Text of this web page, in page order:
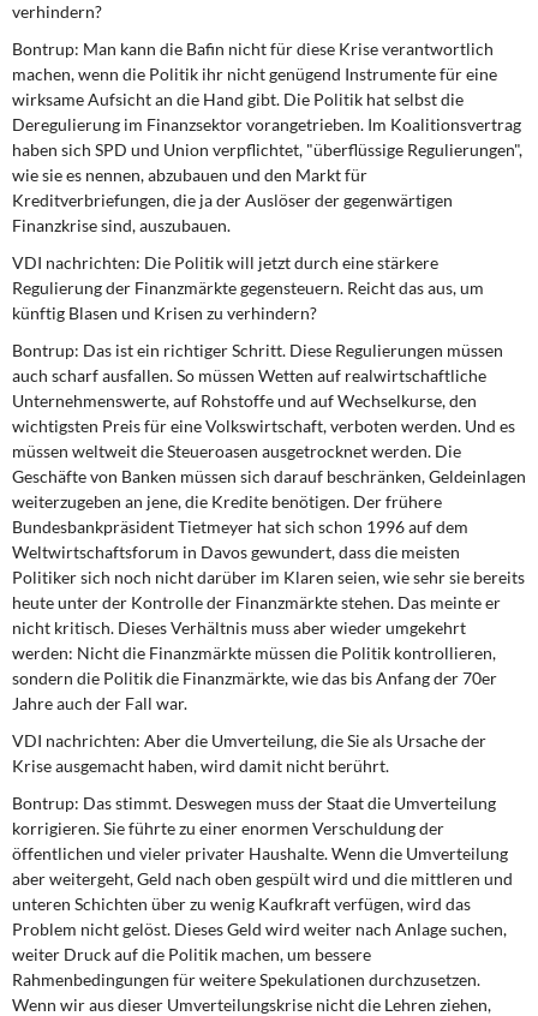
verhindern?
Bontrup: Man kann die Bafin nicht für diese Krise verantwortlich
machen, wenn die Politik ihr nicht genügend Instrumente für eine
wirksame Aufsicht an die Hand gibt. Die Politik hat selbst die
Deregulierung im Finanzsektor vorangetrieben. Im Koalitionsvertrag
haben sich SPD und Union verpflichtet, "überflüssige Regulierungen",
wie sie es nennen, abzubauen und den Markt für
Kreditverbriefungen, die ja der Auslöser der gegenwärtigen
Finanzkrise sind, auszubauen.
VDI nachrichten: Die Politik will jetzt durch eine stärkere
Regulierung der Finanzmärkte gegensteuern. Reicht das aus, um
künftig Blasen und Krisen zu verhindern?
Bontrup: Das ist ein richtiger Schritt. Diese Regulierungen müssen
auch scharf ausfallen. So müssen Wetten auf realwirtschaftliche
Unternehmenswerte, auf Rohstoffe und auf Wechselkurse, den
wichtigsten Preis für eine Volkswirtschaft, verboten werden. Und es
müssen weltweit die Steueroasen ausgetrocknet werden. Die
Geschäfte von Banken müssen sich darauf beschränken, Geldeinlagen
weiterzugeben an jene, die Kredite benötigen. Der frühere
Bundesbankpräsident Tietmeyer hat sich schon 1996 auf dem
Weltwirtschaftsforum in Davos gewundert, dass die meisten
Politiker sich noch nicht darüber im Klaren seien, wie sehr sie bereits
heute unter der Kontrolle der Finanzmärkte stehen. Das meinte er
nicht kritisch. Dieses Verhältnis muss aber wieder umgekehrt
werden: Nicht die Finanzmärkte müssen die Politik kontrollieren,
sondern die Politik die Finanzmärkte, wie das bis Anfang der 70er
Jahre auch der Fall war.
VDI nachrichten: Aber die Umverteilung, die Sie als Ursache der
Krise ausgemacht haben, wird damit nicht berührt.
Bontrup: Das stimmt. Deswegen muss der Staat die Umverteilung
korrigieren. Sie führte zu einer enormen Verschuldung der
öffentlichen und vieler privater Haushalte. Wenn die Umverteilung
aber weitergeht, Geld nach oben gespült wird und die mittleren und
unteren Schichten über zu wenig Kaufkraft verfügen, wird das
Problem nicht gelöst. Dieses Geld wird weiter nach Anlage suchen,
weiter Druck auf die Politik machen, um bessere
Rahmenbedingungen für weitere Spekulationen durchzusetzen.
Wenn wir aus dieser Umverteilungskrise nicht die Lehren ziehen,